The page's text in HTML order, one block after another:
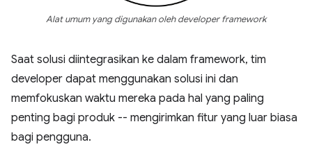
Alat umum yang digunakan oleh developer framework
Saat solusi diintegrasikan ke dalam framework, tim
developer dapat menggunakan solusi ini dan
memfokuskan waktu mereka pada hal yang paling
penting bagi produk -- mengirimkan fitur yang luar biasa
bagi pengguna.